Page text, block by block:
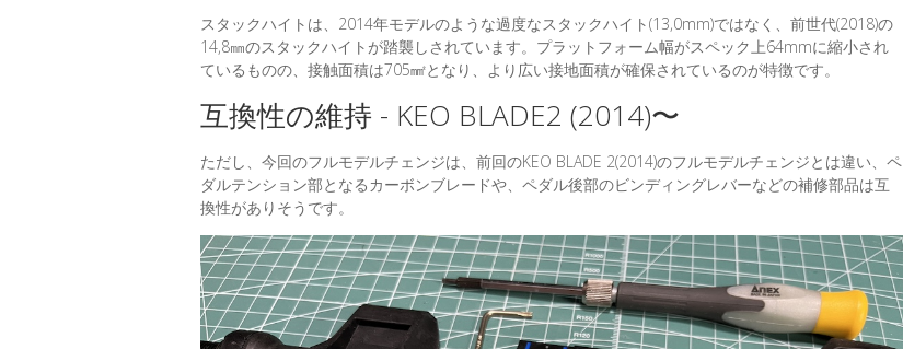
スタックハイトは、2014年モデルのような過度なスタックハイト(13,0mm)ではなく、前世代(2018)の
14,8㎜のスタックハイトが踏襲しされています。プラットフォーム幅がスペック上64mmに縮小され
ているものの、接触面積は705㎟となり、より広い接地面積が確保されているのが特徴です。
互換性の維持 - KEO BLADE2 (2014)〜
ただし、今回のフルモデルチェンジは、前回のKEO BLADE 2(2014)のフルモデルチェンジとは違い、ペ
ダルテンション部となるカーボンブレードや、ペダル後部のビンディングレバーなどの補修部品は互
換性がありそうです。